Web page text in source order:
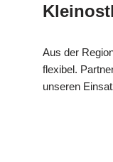
Aus der
flexibel.
unseren